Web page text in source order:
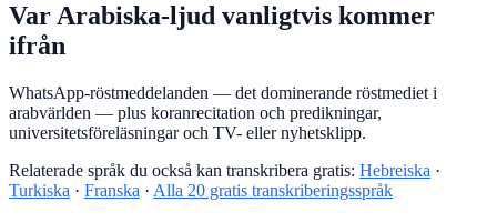
Var Arabiska-ljud vanligtvis kommer
ifrån
WhatsApp-röstmeddelanden — det dominerande röstmediet i
arabvärlden — plus koranrecitation och predikningar,
universitetsföreläsningar och TV- eller nyhetsklipp.
Relaterade språk du också kan transkribera gratis: Hebreiska ·
Turkiska · Franska · Alla 20 gratis transkriberingsspråk